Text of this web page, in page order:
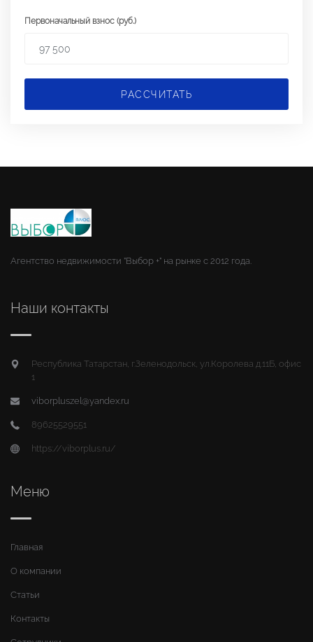
Первоначальный взнос (руб.)
РАССЧИТАТЬ
Агентство недвижимости "Выбор +" на рынке с 2012 года.
Наши контакты
Республика Татарстан, г.Зеленодольск, ул.Королева д.11Б, офис
1
viborpluszel@yandex.ru
89625529551
https://viborplus.ru/
Меню
Главная
О компании
Статьи
Контакты